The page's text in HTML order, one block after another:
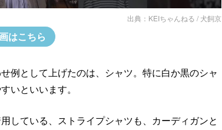
出典： KEIちゃんねる / 犬飼京
はこちら
例として上げたのは、シャツ。特に白か黒のシャ
いといいます。
している、ストライプシャツも、カーディガンと